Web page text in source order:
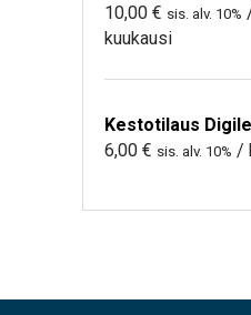
10,00 € sis. alv. 10%
kuukausi
Kestotilaus
6,00 € sis. alv. 10% /